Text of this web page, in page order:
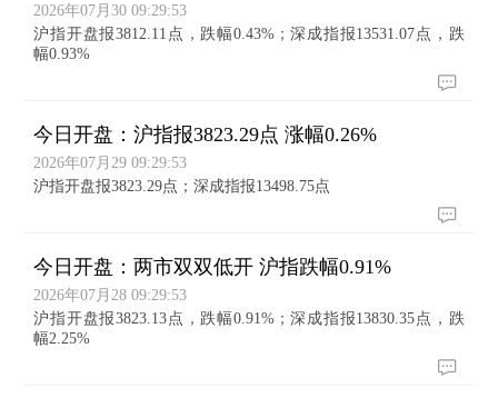
2026年07月30 09:29:53
沪指开盘报3812.11点，跌幅0.43%；深成指报13531.07点，跌
幅0.93%
今日开盘：沪指报3823.29点 涨幅0.26%
2026年07月29 09:29:53
沪指开盘报3823.29点；深成指报13498.75点
今日开盘：两市双双低开 沪指跌幅0.91%
2026年07月28 09:29:53
沪指开盘报3823.13点，跌幅0.91%；深成指报13830.35点，跌
幅2.25%